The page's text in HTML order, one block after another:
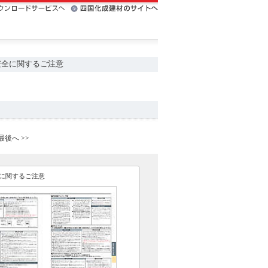
に関するご注意
後へ >>
関するご注意